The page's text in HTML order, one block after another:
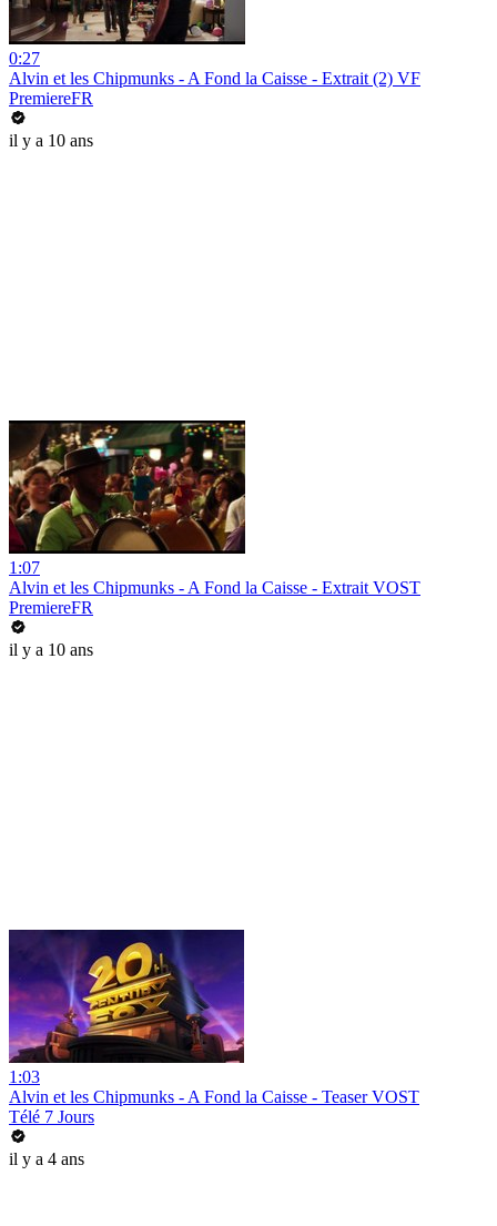
0:27
Alvin et les Chipmunks - A Fond la Caisse - Extrait (2) VF
PremiereFR
il y a 10 ans
1:07
Alvin et les Chipmunks - A Fond la Caisse - Extrait VOST
PremiereFR
il y a 10 ans
1:03
Alvin et les Chipmunks - A Fond la Caisse - Teaser VOST
Télé 7 Jours
il y a 4 ans